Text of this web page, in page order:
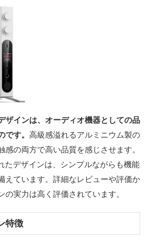
ザインは、オーディオ機器としての品
です。 高級感溢れるアルミニウム製の
感の両方で高い品質を感じさせます。
たデザインは、シンプルながらも機能
えています。詳細なレビューや評価か
の実力は高く評価されています。
特徴